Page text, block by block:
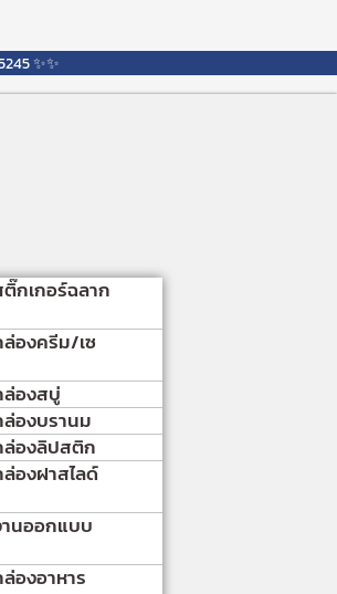
✨✨
กเกอร์ฉลาก
องครีม/เซ
องสบู่
องบรานม
องลิปสติก
องฝาสไลด์
นออกแบบ
องอาหาร